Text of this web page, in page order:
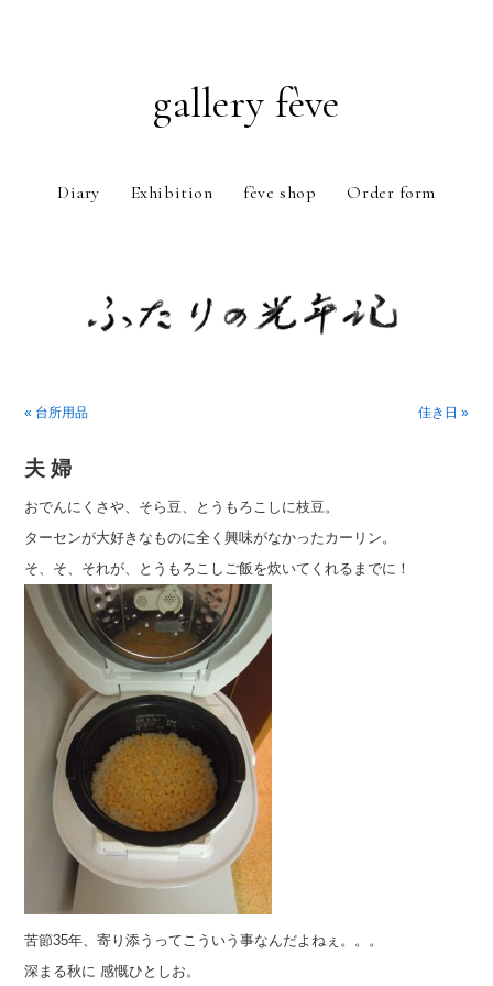
gallery fève
Diary Exhibition fève shop Order form
« 台所用品
佳き日 »
夫 婦
おでんにくさや、そら豆、とうもろこしに枝豆。
ターセンが大好きなものに全く興味がなかったカーリン。
そ、そ、それが、とうもろこしご飯を炊いてくれるまでに！
苦節35年、寄り添うってこういう事なんだよねぇ。。。
深まる秋に 感慨ひとしお。